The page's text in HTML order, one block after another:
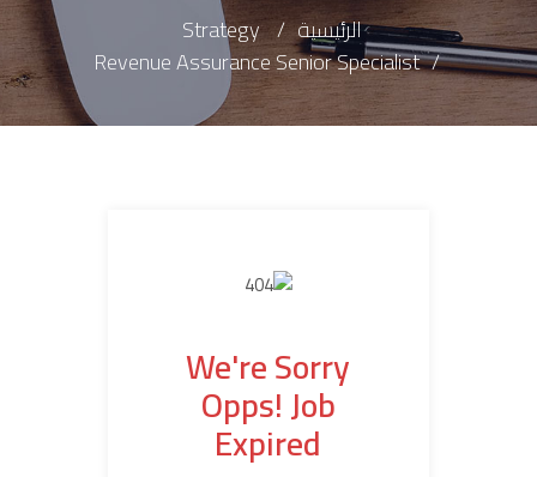
الرئيسية
Strategy
Revenue Assurance Senior Specialist
We're Sorry
Opps! Job
Expired